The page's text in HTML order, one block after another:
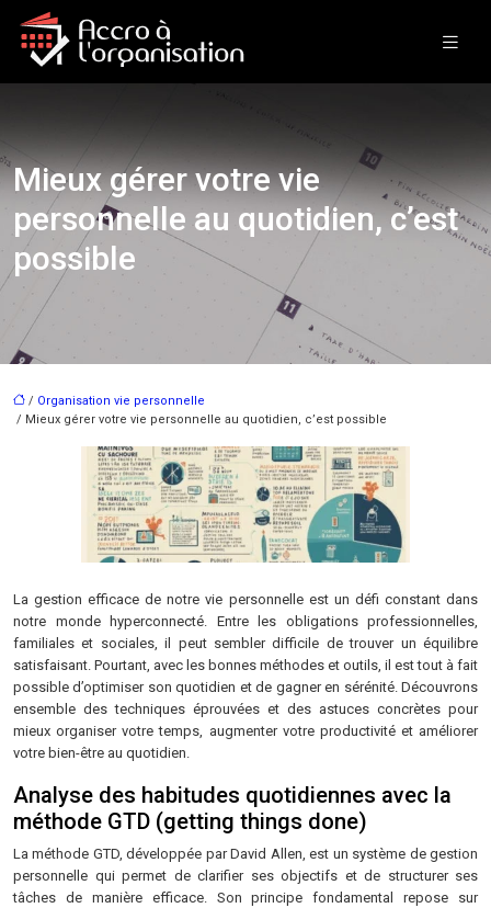
Mieux gérer votre vie
personnelle au quotidien, c’est
possible
/ Organisation vie personnelle
/ Mieux gérer votre vie personnelle au quotidien, c’est possible
La gestion efficace de notre vie personnelle est un défi constant dans
notre monde hyperconnecté. Entre les obligations professionnelles,
familiales et sociales, il peut sembler difficile de trouver un équilibre
satisfaisant. Pourtant, avec les bonnes méthodes et outils, il est tout à fait
possible d’optimiser son quotidien et de gagner en sérénité. Découvrons
ensemble des techniques éprouvées et des astuces concrètes pour
mieux organiser votre temps, augmenter votre productivité et améliorer
votre bien-être au quotidien.
Analyse des habitudes quotidiennes avec la
méthode GTD (getting things done)
La méthode GTD, développée par David Allen, est un système de gestion
personnelle qui permet de clarifier ses objectifs et de structurer ses
tâches de manière efficace. Son principe fondamental repose sur